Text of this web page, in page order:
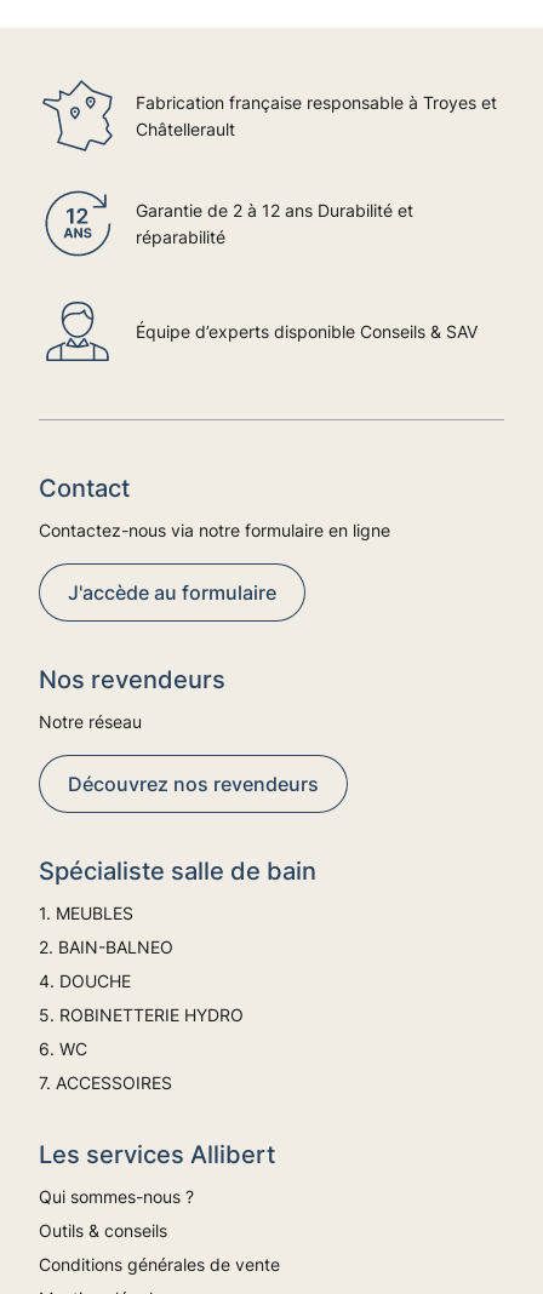
Fabrication française responsable à Troyes et
Châtellerault
Garantie de 2 à 12 ans Durabilité et
réparabilité
Équipe d’experts disponible Conseils & SAV
Contact
Contactez-nous via notre formulaire en ligne
J'accède au formulaire
Nos revendeurs
Notre réseau
Découvrez nos revendeurs
Spécialiste salle de bain
1. MEUBLES
2. BAIN-BALNEO
4. DOUCHE
5. ROBINETTERIE HYDRO
6. WC
7. ACCESSOIRES
Les services Allibert
Qui sommes-nous ?
Outils & conseils
Conditions générales de vente